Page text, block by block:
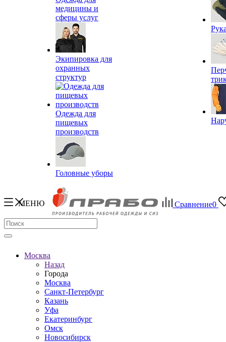
медицины и
сферы услуг
Экипировка для
охранных
структур
Одежда для
пищевых
производств
Головные уборы
МЕНЮ Сравнение0
Москва
Назад
Города
Москва
Санкт-Петербург
Казань
Уфа
Екатеринбург
Омск
Новосибирск